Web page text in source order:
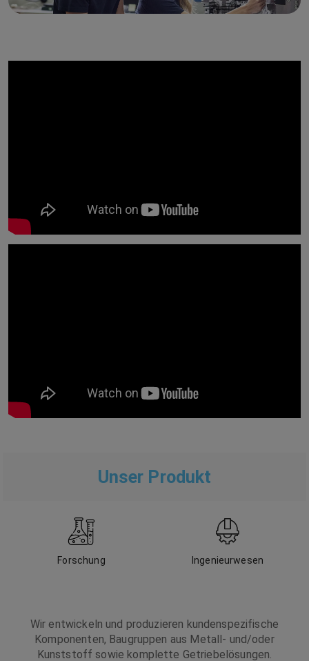
Unser Produkt
Forschung Ingenieurwesen
Wir entwickeln und produzieren kundenspezifische
Komponenten, Baugruppen aus Metall- und/oder
Kunststoff sowie komplette Getriebelösungen.